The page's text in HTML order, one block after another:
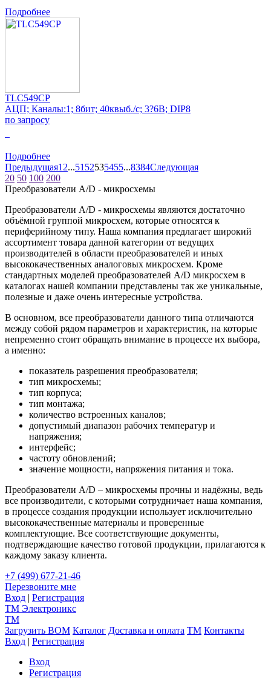
Подробнее
TLC549CP
АЦП; Каналы:1; 8бит; 40квыб./с; 3?6В; DIP8
по запросу
Подробнее
Предыдущая1 2...51 52535455...8384Следующая
20 50 100 200
Преобразователи A/D - микросхемы
Преобразователи A/D - микросхемы являются достаточно
объёмной группой микросхем, которые относятся к
периферийному типу. Наша компания предлагает широкий
ассортимент товара данной категории от ведущих
производителей в области преобразователей и иных
высококачественных аналоговых микросхем. Кроме
стандартных моделей преобразователей А/D микросхем в
каталогах нашей компании представлены так же уникальные,
полезные и даже очень интересные устройства.
В основном, все преобразователи данного типа отличаются
между собой рядом параметров и характеристик, на которые
непременно стоит обращать внимание в процессе их выбора,
а именно:
показатель разрешения преобразователя;
тип микросхемы;
тип корпуса;
тип монтажа;
количество встроенных каналов;
допустимый диапазон рабочих температур и
напряжения;
интерфейс;
частоту обновлений;
значение мощности, напряжения питания и тока.
Преобразователи A/D – микросхемы прочны и надёжны, ведь
все производители, с которыми сотрудничает наша компания,
в процессе создания продукции использует исключительно
высококачественные материалы и проверенные
комплектующие. Все соответствующие документы,
подтверждающие качество готовой продукции, прилагаются к
каждому заказу клиента.
+7 (499) 677-21-46
Перезвоните мне
Вход | Регистрация
TM Электроникс
TM
Загрузить BOM Каталог Доставка и оплата TM Контакты
Вход | Регистрация
Вход
Регистрация